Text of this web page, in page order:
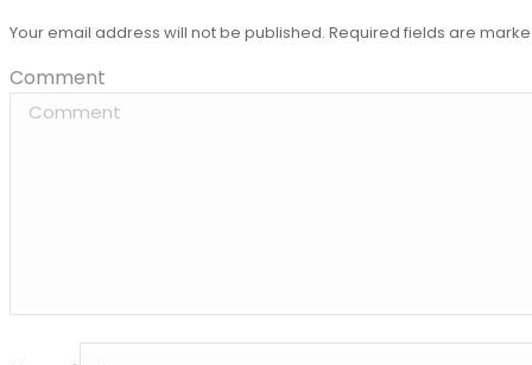
Your email address will not be published. Required fields are
Comment